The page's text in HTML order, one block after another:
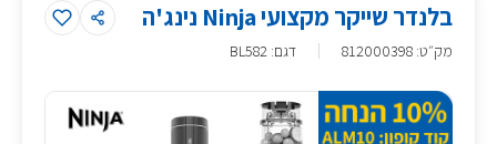
בלנדר שייקר מקצועי Ninja נינג'ה
מק״ט:
812000398 דגם: BL582